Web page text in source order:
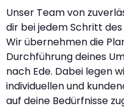
Unser Team von
dir bei jedem Schritt
Wir übernehmen die
Durchführung deines
nach Ede. Dabei legen
individuellen und
auf deine Bedürfnisse